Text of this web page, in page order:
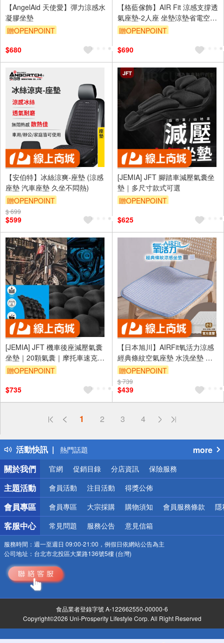
【AngelAid 天使愛】彈力涼感水
凝膠坐墊
贈OPENPOINT
$680
【格藍傢飾】AIR Fit 涼感支撐透
氣座墊-2人座 坐墊涼墊省電空氣
坐墊可水洗
贈OPENPOINT
$690
【安伯特】冰絲涼爽-座墊 (涼感
座墊 汽車座墊 久坐不悶熱)
贈OPENPOINT
$ 699
$599
[JEMIA] JFT 腳踏車減壓氣囊坐
墊｜多尺寸款式可選
贈OPENPOINT
$625
[JEMIA] JFT 機車後座減壓氣囊
坐墊｜20顆氣囊｜摩托車速克達/
大羊後座專用
贈OPENPOINT
$735
【日本旭川】AIRFit氧活力涼感
經典條紋空氣座墊 水洗坐墊 涼
墊 涼坐墊 日本技術 3D立體透氣
贈OPENPOINT
訂單滿999享9折
$ 739
$439
1 2 3 4
活動快訊
偏遠地區配送
得獎公告
熱門話題
銀行優惠
偏遠地區配送
詐騙網頁！請小心！
more
關於我們
官網 促銷目錄 分店資訊 保險服務
主題活動 會員活動 注目活動 得獎公佈
會員專區 會員專區 大宗採購 購物須知 會員服務條款 隱
客服中心 常見問題 服務公告 意見信箱
服務時間： 週一至週日 09:00-21:00，例假日依網站公告為主
公司地址： 台北市北投區大業路136號5樓 (台灣)
食品業者登錄字號 A-122662550-00000-6
Copyright©2026 Uni-Prosperity Lifestyle Corp. All Right Reserved